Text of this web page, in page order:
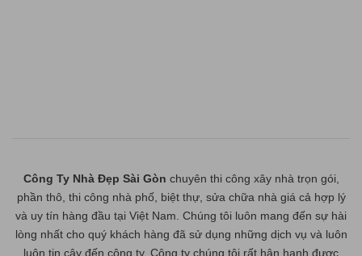
Công Ty Nhà Đẹp Sài Gòn chuyên thi công xây nhà trọn gói,
phần thô, thi công nhà phố, biệt thự, sửa chữa nhà giá cả hợp lý
và uy tín hàng đầu tại Việt Nam. Chúng tôi luôn mang đến sự hài
lòng nhất cho quý khách hàng đã sử dụng những dịch vụ và luôn
luôn tin cậy đến công ty. Công ty chúng tôi rất hân hạnh được